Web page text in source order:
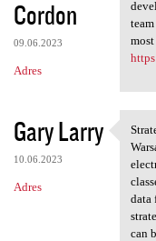
Cordon
09.06.2023
Adres
Gary Larry
10.06.2023
Adres
data
can